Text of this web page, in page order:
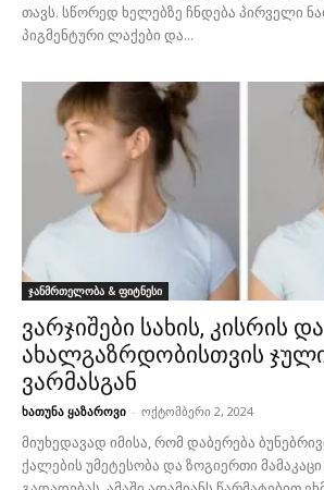
თავს. სწორედ ხელებზე ჩნდება პირველი
პიგმენტური ლაქები და...
ჯანმრთელობა & ფიტნესი
ვარჯიშები სახის, კისრის
ახალგაზრდობისთვის
ვარმასგან
ხათუნა ყაზაროვი - ოქტომბერი 2, 2024
მიუხედავად იმისა, რომ დაბერება
ქალების უმეტესობა და ზოგიერთი